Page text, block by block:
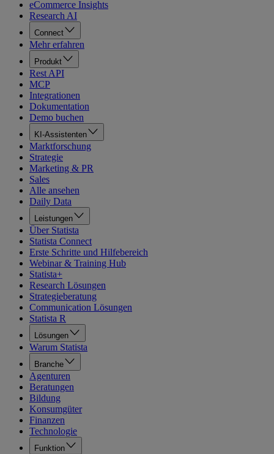
eCommerce Insights
Research AI
Connect
Mehr erfahren
Produkt
Rest API
MCP
Integrationen
Dokumentation
Demo buchen
KI-Assistenten
Marktforschung
Strategie
Marketing & PR
Sales
Alle ansehen
Daily Data
Leistungen
Über Statista
Statista Connect
Erste Schritte und Hilfebereich
Webinar & Training Hub
Statista+
Research Lösungen
Strategieberatung
Communication Lösungen
Statista R
Lösungen
Warum Statista
Branche
Agenturen
Beratungen
Bildung
Konsumgüter
Finanzen
Technologie
Funktion